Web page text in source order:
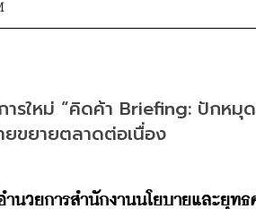
รใหม่ “คิดค้า Briefing: ปักหมุ
ขยายตลาดต่อเนื่อง